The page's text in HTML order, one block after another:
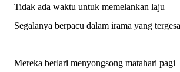
Tidak ada waktu untuk memelankan laju
Segalanya berpacu dalam irama yang tergesa
Mereka berlari menyongsong matahari pagi